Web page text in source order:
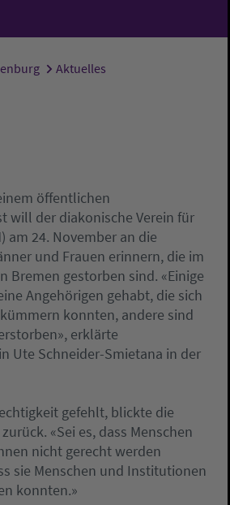
Aktuelles
öffentlichen
will der diakonische Verein für
am 24. November an die
und Frauen erinnern, die im
Bremen gestorben sind. «Einige
Angehörigen gehabt, die sich
konnten, andere sind
erklärte
Ute Schneider-Smietana in der
gefehlt, blickte die
«Sei es, dass Menschen
nicht gerecht werden
sie Menschen und Institutionen
konnten.»